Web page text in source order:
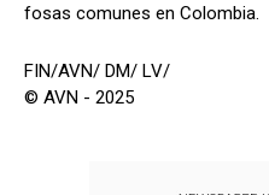
fosas comunes en Colombia.
FIN/AVN/ DM/ LV/
© AVN - 2025